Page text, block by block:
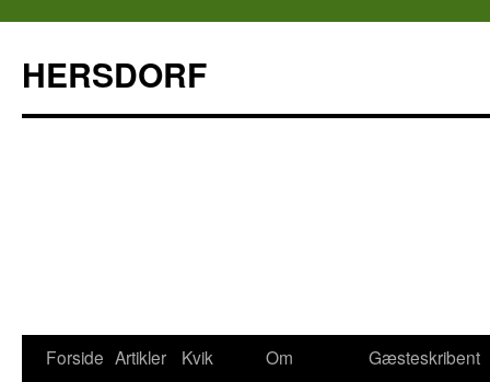
HERSDORF
Hop
Forside Artikler
Kvik
Om
Gæsteskribent